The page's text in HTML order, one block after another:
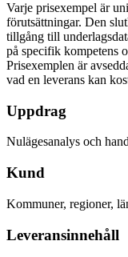
Varje prisexempel är
förutsättningar. Den
tillgång till
på specifik kompetens
Prisexemplen är
vad en leverans kan
Uppdrag
Nulägesanalys och
Kund
Kommuner, regioner,
Leveransinnehåll